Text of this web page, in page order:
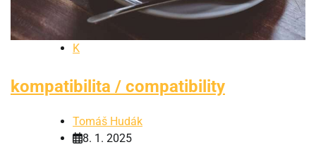
K
kompatibilita / compatibility
Tomáš Hudák
8. 1. 2025